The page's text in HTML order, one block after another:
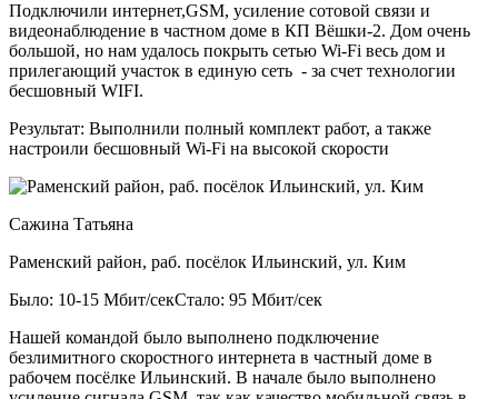
Подключили интернет,GSM, усиление сотовой связи и
видеонаблюдение в частном доме в КП Вёшки-2. Дом очень
большой, но нам удалось покрыть сетью Wi-Fi весь дом и
прилегающий участок в единую сеть - за счет технологии
бесшовный WIFI.
Результат: Выполнили полный комплект работ, а также
настроили бесшовный Wi-Fi на высокой скорости
Сажина Татьяна
Раменский район, раб. посёлок Ильинский, ул. Ким
Было: 10-15 Мбит/секСтало: 95 Мбит/сек
Нашей командой было выполнено подключение
безлимитного скоростного интернета в частный доме в
рабочем посёлке Ильинский. В начале было выполнено